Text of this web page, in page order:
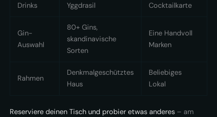
Drinks
Yggdrasil
Cocktailkarte
Gin-
Auswahl
80+ Gins,
skandinavische
Sorten
Eine Handvoll
Marken
Rahmen
Denkmalgeschütztes
Haus
Beliebiges
Lokal
Reserviere deinen Tisch und probier etwas anderes – am